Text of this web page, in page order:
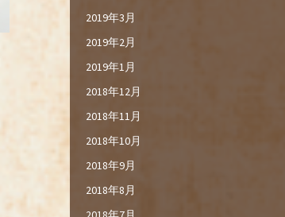
2019年3月
2019年2月
2019年1月
2018年12月
2018年11月
2018年10月
2018年9月
2018年8月